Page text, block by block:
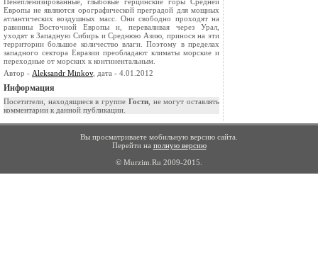
Европы не являются орографической преградой для мощных
атлантических воздушных масс. Они свободно проходят на
равнины Восточной Европы и, переваливая через Урал,
уходят в Западную Сибирь и Среднюю Азию, принося на эти
территории большое количество влаги. Поэтому в пределах
западного сектора Евразии преобладают климаты морские и
переходные от морских к континентальным.
Автор - Aleksandr Minkov, дата - 4.01.2012
Информация
Посетители, находящиеся в группе Гости, не могут оставлять
комментарии к данной публикации.
Вы просматриваете мобильную версию сайта.
Перейти на полную версию
© Murzim.Ru 2009-2015.